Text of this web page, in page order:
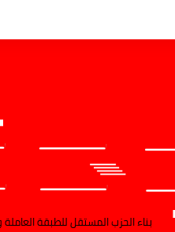
بناء الحزب المستقل للطبقة